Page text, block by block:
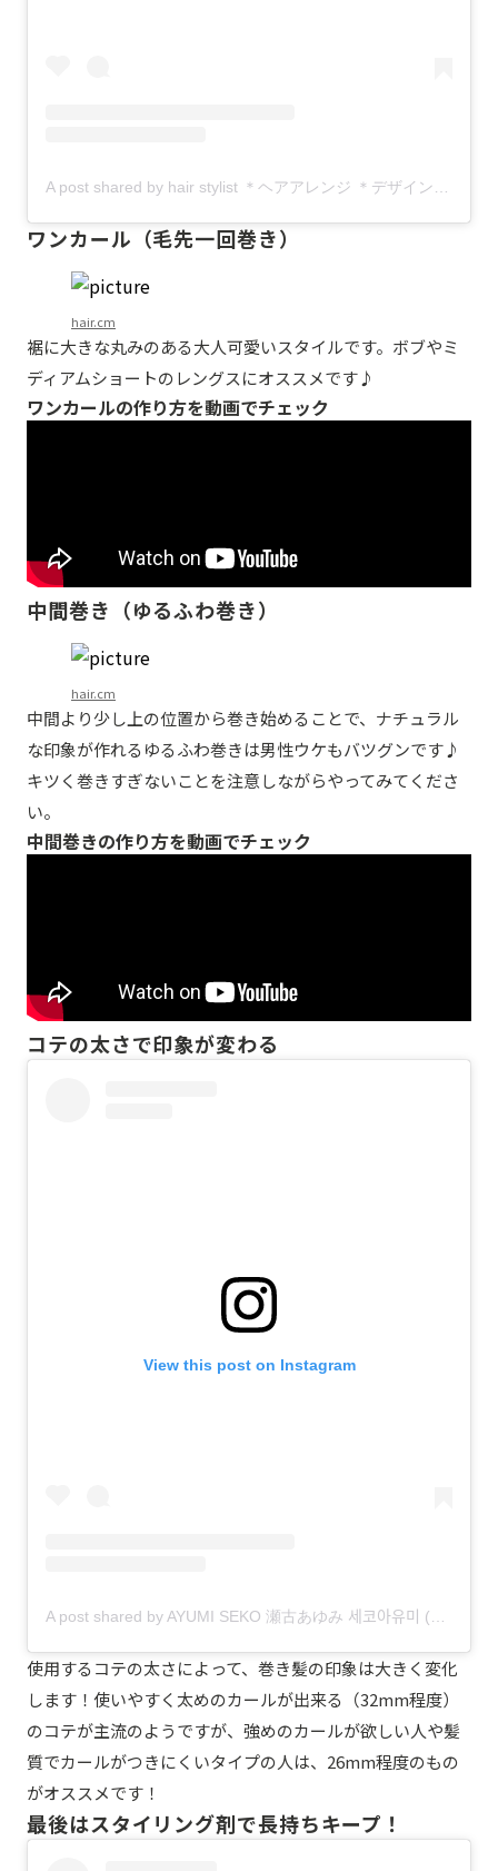
A post shared by hair stylist ＊ヘアアレンジ ＊デザインカラー＊ (@akane.m.leaptaste)
ワンカール（毛先一回巻き）
hair.cm
裾に大きな丸みのある大人可愛いスタイルです。ボブやミ
ディアムショートのレングスにオススメです♪
ワンカールの作り方を動画でチェック
中間巻き（ゆるふわ巻き）
hair.cm
中間より少し上の位置から巻き始めることで、ナチュラル
な印象が作れるゆるふわ巻きは男性ウケもバツグンです♪
キツく巻きすぎないことを注意しながらやってみてくださ
い。
中間巻きの作り方を動画でチェック
コテの太さで印象が変わる
View this post on Instagram
A post shared by AYUMI SEKO 瀬古あゆみ 세코아유미 (@ayumikaaan)
使用するコテの太さによって、巻き髪の印象は大きく変化
します！使いやすく太めのカールが出来る（32mm程度）
のコテが主流のようですが、強めのカールが欲しい人や髪
質でカールがつきにくいタイプの人は、26mm程度のもの
がオススメです！
最後はスタイリング剤で長持ちキープ！